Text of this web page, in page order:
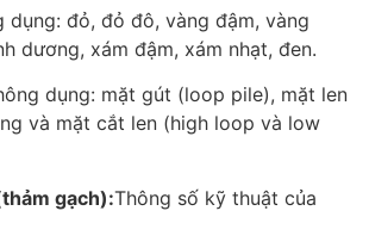
dụng: đỏ, đỏ đô, vàng đậm, vàng
dương, xám đậm, xám nhạt, đen.
dụng: mặt gút (loop pile), mặt len
và mặt cắt len (high loop và low
gạch):Thông số kỹ thuật của